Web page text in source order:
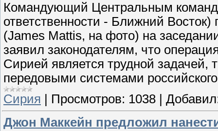
Командующий Центральным
ответственности - Ближний
(James Mattis, на фото) на
заявил законодателям, что
Сирией является трудной задачей,
передовыми системами
Сирия
Просмотров: 1038
Джон Маккейн предложил